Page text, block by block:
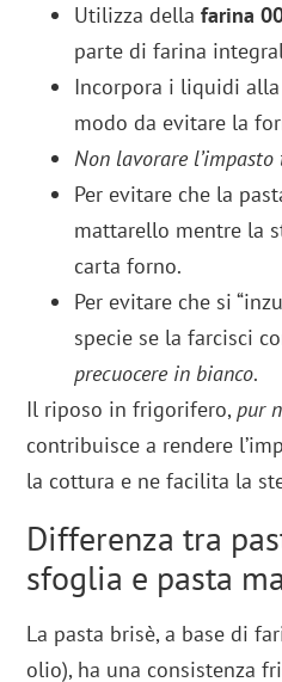
Utilizza dellafarina
parte di farina
Incorpora i liquidi
modo da evitare la
Non lavorare
Per evitare che la
mattarello mentre la
carta forno.
Per evitare che si
specie se la farcisci
precuocere in bianco.
Il riposo in frigorifero,pur
contribuisce a rendere
la cottura e ne facilita la
Differenza tra
sfoglia e pasta
La pasta brisè, a base di
olio), ha una consistenza